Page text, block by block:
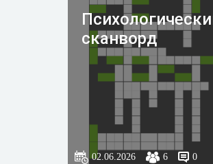
сканворд
02.06.2026 6 0